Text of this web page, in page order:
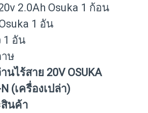
2.0Ah Osuka 1 ก้อน
1 อัน
1 อัน
ษ
นไร้สาย 20V OSUKA
(เครื่องเปล่า)
นค้า